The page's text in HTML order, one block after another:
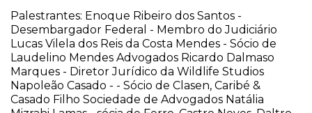
Palestrantes: Enoque Ribeiro dos Santos -
Desembargador Federal - Membro do Judiciário
Lucas Vilela dos Reis da Costa Mendes - Sócio de
Laudelino Mendes Advogados Ricardo Dalmaso
Marques - Diretor Jurídico da Wildlife Studios
Napoleão Casado - - Sócio de Clasen, Caribé &
Casado Filho Sociedade de Advogados Natália